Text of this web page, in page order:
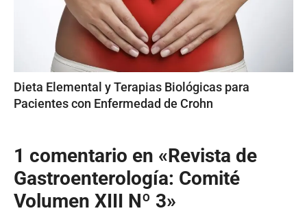
Dieta Elemental y Terapias Biológicas para
Pacientes con Enfermedad de Crohn
1 comentario en «Revista de
Gastroenterología: Comité
Volumen XIII Nº 3»